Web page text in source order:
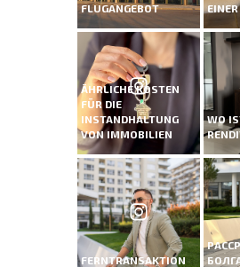
FLUGANGEBOT
ÄHRLICHE KOSTEN
FÜR DIE
INSTANDHALTUNG
VON IMMOBILIEN
WO
FERNTRANSAKTION